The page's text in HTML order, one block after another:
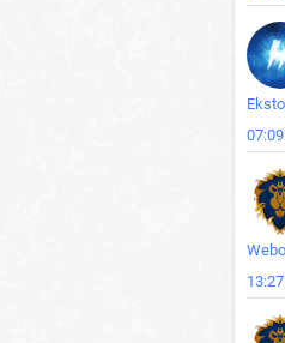
07:09
13:27